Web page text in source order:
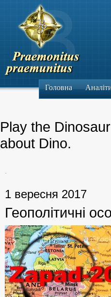
Головна
Play the
about Dino.
1 вересня 2017
Геополітичні